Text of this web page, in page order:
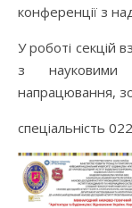
конференції з
У роботі секцій
з науковими
напрацювання,
спеціальність